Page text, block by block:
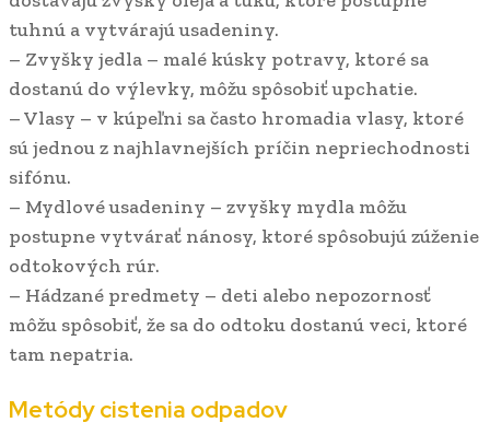
tuhnú a vytvárajú usadeniny.
– Zvyšky jedla – malé kúsky potravy, ktoré sa
dostanú do výlevky, môžu spôsobiť upchatie.
– Vlasy – v kúpeľni sa často hromadia vlasy, ktoré
sú jednou z najhlavnejších príčin nepriechodnosti
sifónu.
– Mydlové usadeniny – zvyšky mydla môžu
postupne vytvárať nánosy, ktoré spôsobujú zúženie
odtokových rúr.
– Hádzané predmety – deti alebo nepozornosť
môžu spôsobiť, že sa do odtoku dostanú veci, ktoré
tam nepatria.
Metódy cistenia odpadov